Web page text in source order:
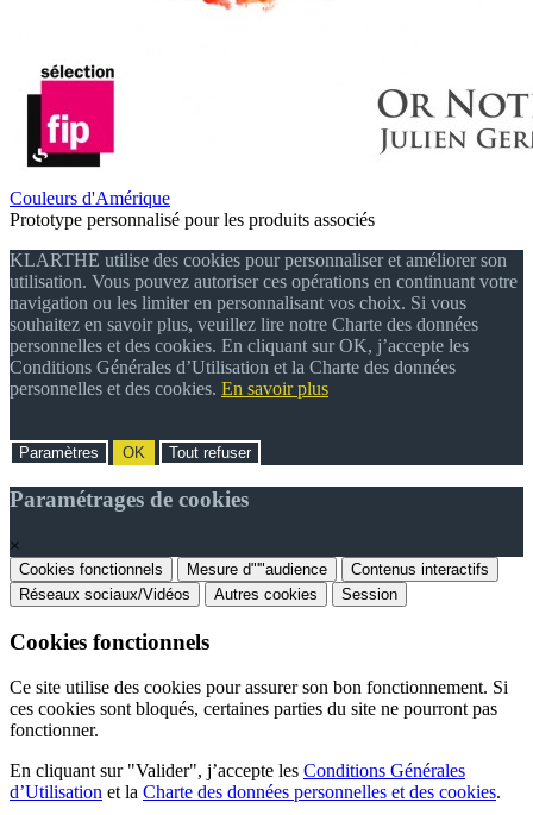
Couleurs d'Amérique
Prototype personnalisé pour les produits associés
KLARTHE utilise des cookies pour personnaliser et améliorer son
utilisation. Vous pouvez autoriser ces opérations en continuant votre
navigation ou les limiter en personnalisant vos choix. Si vous
souhaitez en savoir plus, veuillez lire notre Charte des données
personnelles et des cookies. En cliquant sur OK, j’accepte les
Conditions Générales d’Utilisation et la Charte des données
personnelles et des cookies. En savoir plus
Paramètres OK Tout refuser
Paramétrages de cookies
×
Cookies fonctionnels Mesure d"'"audience
Contenus interactifs
Réseaux sociaux/Vidéos
Autres cookies Session
Cookies fonctionnels
Ce site utilise des cookies pour assurer son bon fonctionnement. Si
ces cookies sont bloqués, certaines parties du site ne pourront pas
fonctionner.
En cliquant sur "Valider", j’accepte les Conditions Générales
d’Utilisation et la Charte des données personnelles et des cookies.